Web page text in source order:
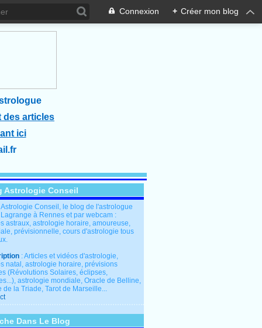
Connexion + Créer mon blog
des articles
ici
Astrologie Conseil
Astrologie Conseil, le blog de l'astrologue
Lagrange à Rennes et par webcam :
astraux, astrologie horaire, amoureuse,
prévisionnelle, cours d'astrologie tous
: Articles et vidéos d'astrologie,
natal, astrologie horaire, prévisions
(Révolutions Solaires, éclipses,
astrologie mondiale, Oracle de Belline,
de la Triade, Tarot de Marseille...
Dans Le Blog